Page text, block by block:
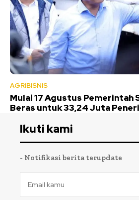
AGRIBISNIS
Mulai 17 Agustus Pemerintah
Beras untuk 33,24 Juta
Ikuti kami
- Notifikasi berita terupdate